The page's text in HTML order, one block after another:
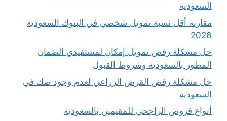
السعودية
مقارنة أقل نسبة تمويل شخصي في البنوك السعودية
2026
حل مشكلة رفض تمويل إمكان لمستفيدي الضمان
المطور بالسعودية وشروط القبول
حل مشكلة رفض القرض الزراعي لعدم وجود صك في
السعودية
أنواع قروض الراجحي للمقيمين بالسعودية